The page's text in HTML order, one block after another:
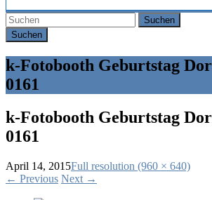
Suchen
k-Fotobooth Geburtstag
0161
k-Fotobooth Geburtstag
0161
April 14, 2015Full resolution (960 × 640)
← Previous Next →